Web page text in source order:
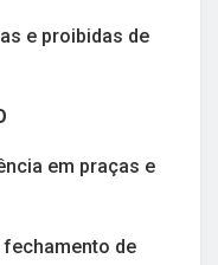
e proibidas de
em praças e
de